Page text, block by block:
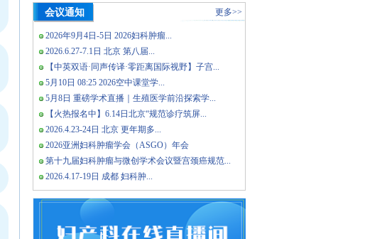
会议通知 更多>>
2026年9月4日-5日 2026妇科肿瘤...
2026.6.27-7.1日 北京 第八届...
【中英双语·同声传译·零距离国际视野】子宫...
5月10日 08:25 2026空中课堂学...
5月8日 重磅学术直播｜生殖医学前沿探索学...
【火热报名中】6.14日北京“规范诊疗筑屏...
2026.4.23-24日 北京 更年期多...
2026亚洲妇科肿瘤学会（ASGO）年会
第十九届妇科肿瘤与微创学术会议暨宫颈癌规范...
2026.4.17-19日 成都 妇科肿...